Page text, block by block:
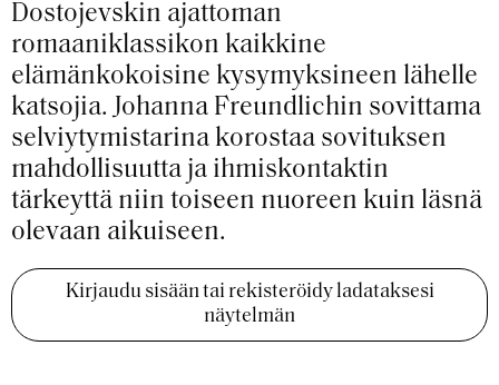
Dostojevskin ajattoman
romaaniklassikon kaikkine
elämänkokoisine kysymyksineen lähelle
katsojia.Johanna Freundlichin sovittama
selviytymistarina korostaa sovituksen
mahdollisuutta ja ihmiskontaktin
tärkeyttä niin toiseen nuoreen kuin läsnä
olevaan aikuiseen.
Kirjaudu sisään tai rekisteröidy ladataksesi
näytelmän